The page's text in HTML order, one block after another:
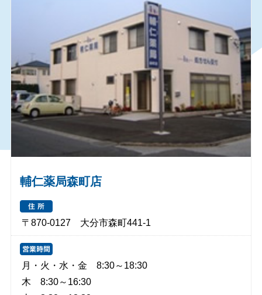
輔仁薬局森町店
〒870-0127 大分市森町441-1
月・火・水・金 8:30～18:30
木 8:30～16:30